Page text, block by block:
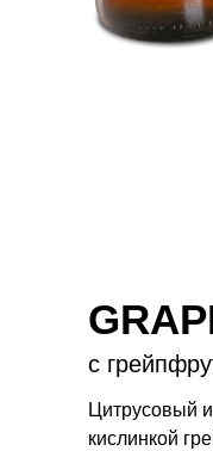
с
Цитрусовый
кислинкой